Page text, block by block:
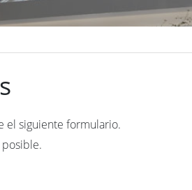
el siguiente formulario.